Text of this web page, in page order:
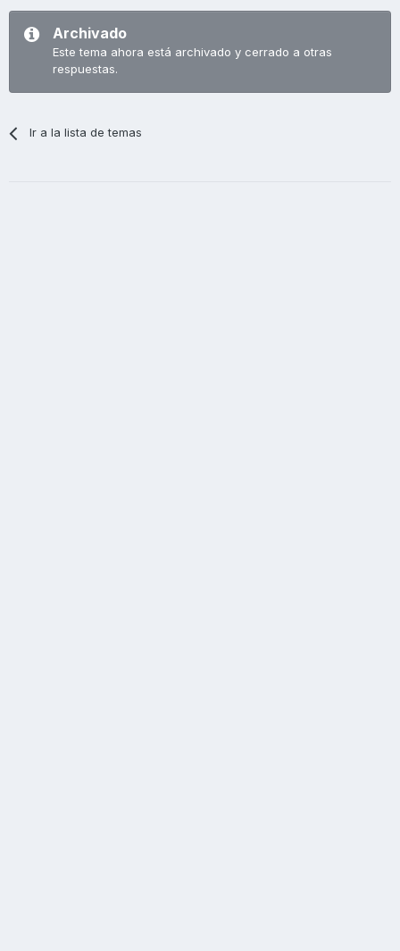
Archivado
Este tema ahora está archivado y cerrado a otras
respuestas.
Ir a la lista de temas